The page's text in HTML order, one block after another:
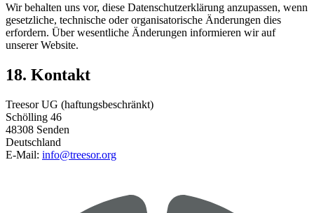
Wir behalten uns vor, diese Datenschutzerklärung anzupassen, wenn
gesetzliche, technische oder organisatorische Änderungen dies
erfordern. Über wesentliche Änderungen informieren wir auf
unserer Website.
18. Kontakt
Treesor UG (haftungsbeschränkt)
Schölling 46
48308 Senden
Deutschland
E-Mail: info@treesor.org